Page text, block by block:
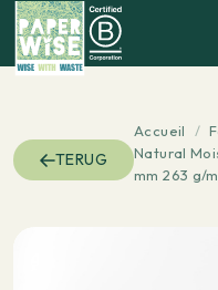
TERUG
Accueil /
Natural
mm 263 g/